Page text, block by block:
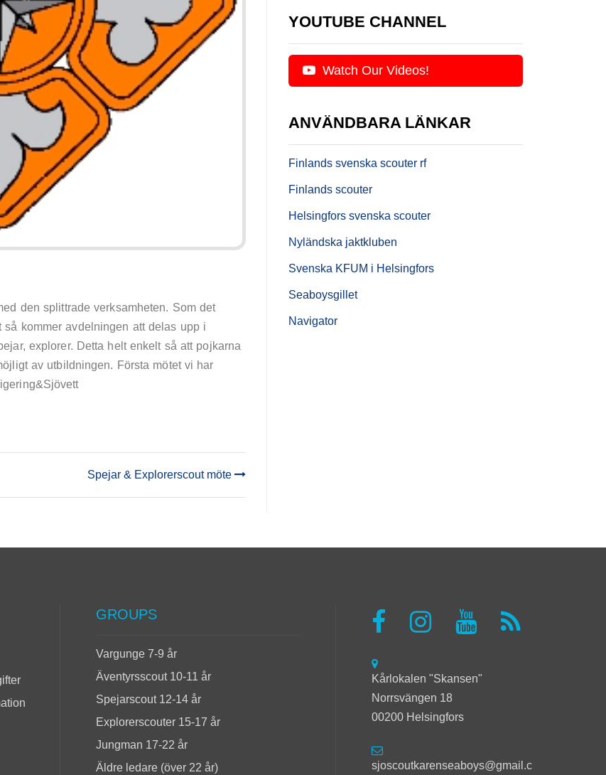
den splittrade verksamheten. Som det
så kommer avdelningen att delas upp i
explorer. Detta helt enkelt så att pojkarna
av utbildningen. Första mötet vi har
Spejar & Explorerscout möte
YOUTUBE CHANNEL
Watch Our Videos!
ANVÄNDBARA LÄNKAR
Finlands svenska scouter rf
Finlands scouter
Helsingfors svenska scouter
Nyländska jaktkluben
Svenska KFUM i Helsingfors
Seaboysgillet
Navigator
GROUPS
Vargunge 7-9 år
Äventyrsscout 10-11 år
Spejarscout 12-14 år
Explorerscouter 15-17 år
Jungman 17-22 år
Äldre ledare (över 22 år)
Kårlokalen "Skansen"
Norrsvängen 18
00200 Helsingfors
sjoscoutkarenseaboys@gmail.c